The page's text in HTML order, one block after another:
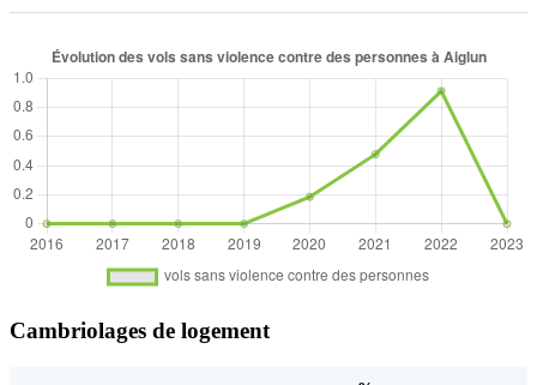
Cambriolages de logement